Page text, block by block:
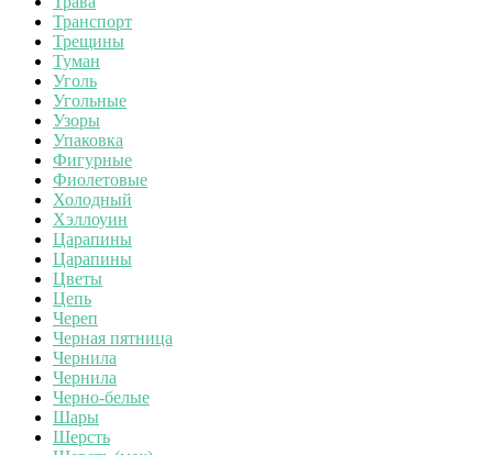
Транспорт
Трещины
Туман
Уголь
Угольные
Узоры
Упаковка
Фигурные
Фиолетовые
Холодный
Хэллоуин
Царапины
Царапины
Цветы
Цепь
Череп
Черная пятница
Чернила
Чернила
Черно-белые
Шары
Шерсть